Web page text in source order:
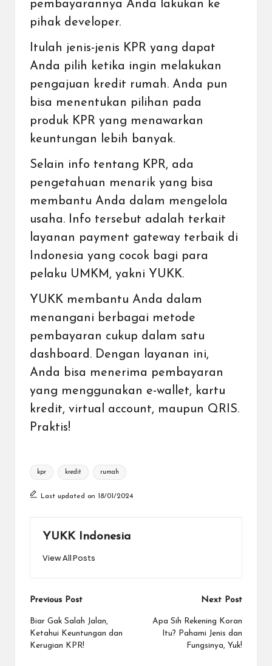
pembayarannya Anda lakukan ke
pihak developer.
Itulah jenis-jenis KPR yang dapat
Anda pilih ketika ingin melakukan
pengajuan kredit rumah. Anda pun
bisa menentukan pilihan pada
produk KPR yang menawarkan
keuntungan lebih banyak.
Selain info tentang KPR, ada
pengetahuan menarik yang bisa
membantu Anda dalam mengelola
usaha. Info tersebut adalah terkait
layanan payment gateway terbaik di
Indonesia yang cocok bagi para
pelaku UMKM, yakni YUKK.
YUKK membantu Anda dalam
menangani berbagai metode
pembayaran cukup dalam satu
dashboard. Dengan layanan ini,
Anda bisa menerima pembayaran
yang menggunakan e-wallet, kartu
kredit, virtual account, maupun QRIS.
Praktis!
Tags:
kpr kredit rumah
Last updated on 18/01/2024
YUKK Indonesia
View All Posts
Post
navigation
Previous Post
Biar Gak Salah Jalan,
Ketahui Keuntungan dan
Kerugian KPR!
Next Post
Apa Sih Rekening Koran
Itu? Pahami Jenis dan
Fungsinya, Yuk!